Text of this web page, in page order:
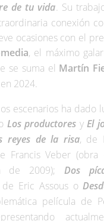
de tu vida . Su
conexión
ocasiones con el
, el máximo
se suma el Martín
2024.
escenarios ha dado
Los productores y El
reyes de la risa, de
Francis Veber (obra
de 2009); Dos
Eric Assous o
película de